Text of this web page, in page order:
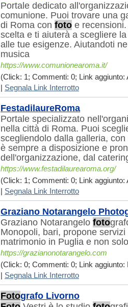
Portale dedicato
comunione. Puoi trovare una
di Roma con foto e
scelta e ti aiuterà a scegliere
alle tue esigenze. Aiutandoti
musica
https://www.comunionearoma.it/
(Click: 1; Commenti: 0; Link aggiunto:
Segnala Link Interrotto
FestadilaureRoma
Portale specializzato
nella città di Roma. Puoi
scegliendolo dalla galleria, con
è sempre a disposizione e
dell'organizzazione, dal
https://www.festadilaurearoma.org/
(Click: 1; Commenti: 0; Link aggiunto:
Segnala Link Interrotto
Graziano Notarangelo
Graziano Notarangelo foto
Monopoli, bari, propone servizi
matrimonio in Puglia e non
https://grazianonotarangelo.com
(Click: 0; Commenti: 0; Link aggiunto:
Segnala Link Interrotto
Fotografo Livorno